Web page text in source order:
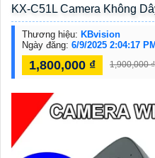
KX-C51L Camera Không
Thương hiệu: KBvision
Ngày đăng: 6/9/2025 2:04:17
1,800,000 ₫ 1,900,000 ₫